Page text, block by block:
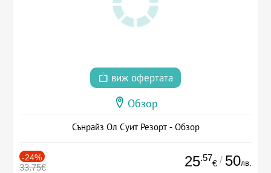
виж офертата
Обзор
Сънрайз Ол Суит Резорт - Обзор
-24%
33.75€ 25.57
€ / 50лв.